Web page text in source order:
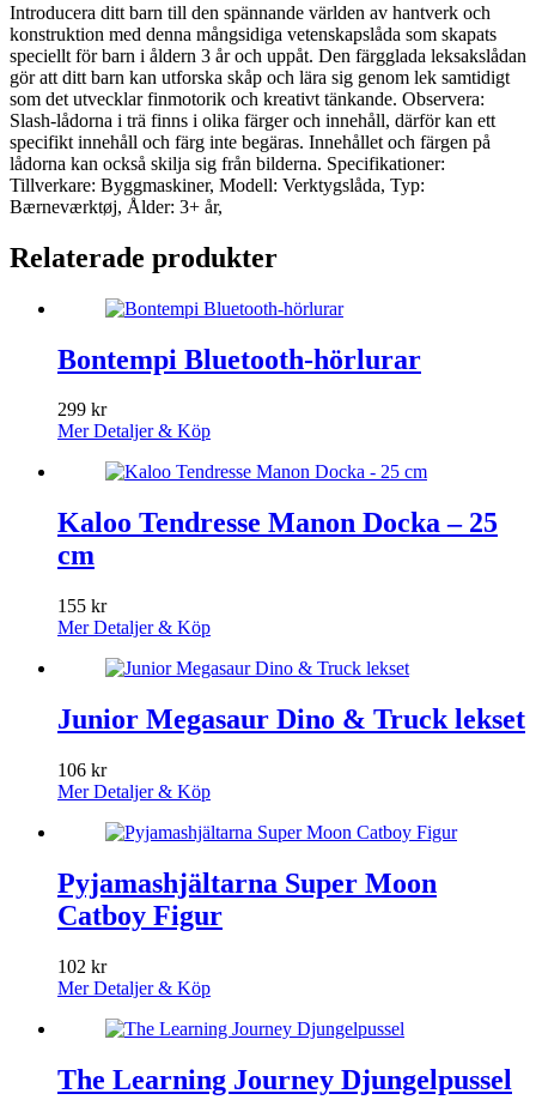
Introducera ditt barn till den spännande världen av hantverk och
konstruktion med denna mångsidiga vetenskapslåda som skapats
speciellt för barn i åldern 3 år och uppåt. Den färgglada leksakslådan
gör att ditt barn kan utforska skåp och lära sig genom lek samtidigt
som det utvecklar finmotorik och kreativt tänkande. Observera:
Slash-lådorna i trä finns i olika färger och innehåll, därför kan ett
specifikt innehåll och färg inte begäras. Innehållet och färgen på
lådorna kan också skilja sig från bilderna. Specifikationer:
Tillverkare: Byggmaskiner, Modell: Verktygslåda, Typ:
Bærneværktøj, Ålder: 3+ år,
Relaterade produkter
Bontempi Bluetooth-hörlurar
299 kr
Mer Detaljer & Köp
Kaloo Tendresse Manon Docka – 25
cm
155 kr
Mer Detaljer & Köp
Junior Megasaur Dino & Truck lekset
106 kr
Mer Detaljer & Köp
Pyjamashjältarna Super Moon
Catboy Figur
102 kr
Mer Detaljer & Köp
The Learning Journey Djungelpussel